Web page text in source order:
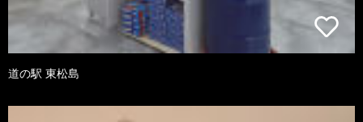
道の駅 東松島